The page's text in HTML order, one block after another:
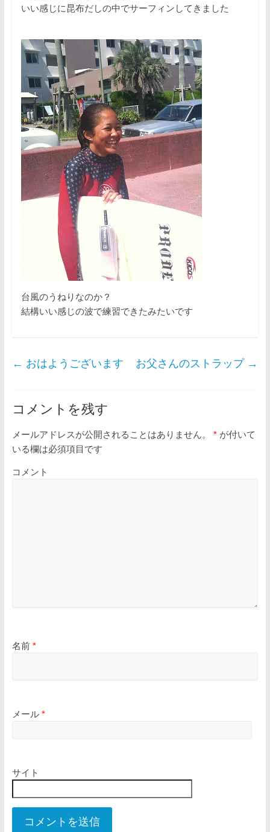
いい感じに昆布だしの中でサーフィンしてきました
台風のうねりなのか？
結構いい感じの波で練習できたみたいです
← おはようございます お父さんのストラップ →
コメントを残す
メールアドレスが公開されることはありません。 *が付いて
いる欄は必須項目です
コメント
名前 *
メール *
サイト